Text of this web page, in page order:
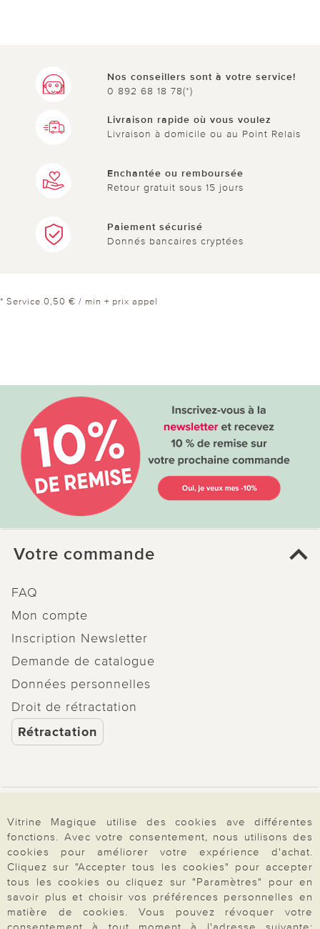
Nos conseillers sont à votre service!
0 892 68 18 78(*)
Livraison rapide où vous voulez
Livraison à domicile ou au Point Relais
Enchantée ou remboursée
Retour gratuit sous 15 jours
Paiement sécurisé
Donnés bancaires cryptées
* Service 0,50 € / min + prix appel
Votre commande
FAQ
Mon compte
Inscription Newsletter
Demande de catalogue
Données personnelles
Droit de rétractation
Rétractation
À propos de nous
Besoin d'aide?
Vitrine Magique utilise des cookies ave différentes
fonctions. Avec votre consentement, nous utilisons des
cookies pour améliorer votre expérience d'achat.
Cliquez sur "Accepter tous les cookies" pour accepter
tous les cookies ou cliquez sur "Paramètres" pour en
savoir plus et choisir vos préférences personnelles en
matière de cookies. Vous pouvez révoquer votre